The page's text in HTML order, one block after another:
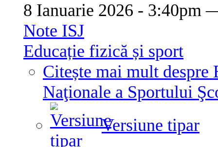
8 Ianuarie 2026 - 3:40pm
Note ISJ
Educație fizică și sport
Citește mai mult despre
Naţionale a Sportului
Versiune tipar